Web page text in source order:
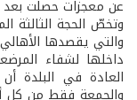
عن معجزات حصلت بعد
وتخصّ الحجة الثالثة
والتي يقصدها
داخلها لشفاء
العادة في البلدة
والجمعة فقط من كل